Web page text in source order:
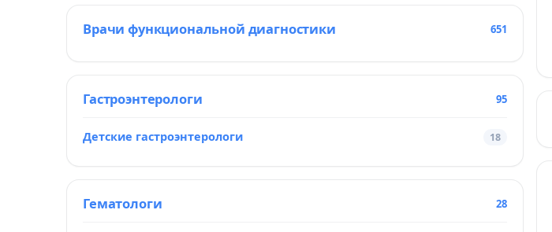
Врачи функциональной диагностики 651
Гастроэнтерологи 95
Детские гастроэнтерологи 18
Гематологи 28